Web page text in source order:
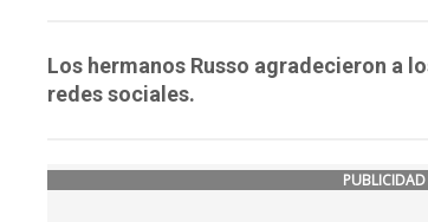
Los hermanos Russo agradecieron a
redes sociales.
PUBLICIDAD